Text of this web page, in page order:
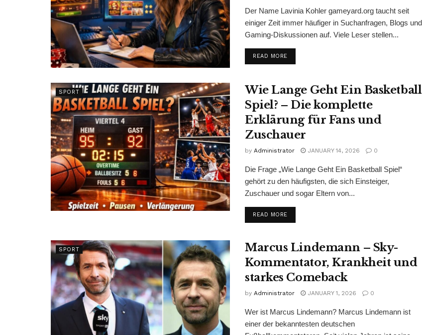
Der Name Lavinia Kohler gameyard.org taucht seit
einiger Zeit immer häufiger in Suchanfragen, Blogs und
Gaming-Diskussionen auf. Viele Leser stellen...
READ MORE
SPORT
Wie Lange Geht Ein Basketball
Spiel? – Die komplette
Erklärung für Fans und
Zuschauer
by Administrator JANUARY 14, 2026 0
Die Frage „Wie Lange Geht Ein Basketball Spiel“
gehört zu den häufigsten, die sich Einsteiger,
Zuschauer und sogar Eltern von...
READ MORE
SPORT
Marcus Lindemann – Sky-
Kommentator, Krankheit und
starkes Comeback
by Administrator JANUARY 1, 2026 0
Wer ist Marcus Lindemann? Marcus Lindemann ist
einer der bekanntesten deutschen